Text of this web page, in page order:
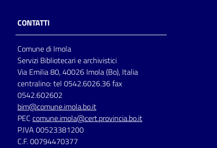
CONTATTI
Comune di Imola
Servizi Bibliotecari e archivistici
Via Emilia 80, 40026 Imola (Bo), Italia
centralino: tel 0542.6026.36 fax
0542.602602
bim@comune.imola.bo.it
PEC comune.imola@cert.provincia.bo.it
P.IVA 00523381200
C.F. 00794470377